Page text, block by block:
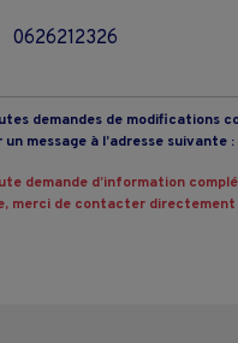
0626212326
demandes de modifications
un message à l’adresse suivante :
demande d’information
merci de contacter